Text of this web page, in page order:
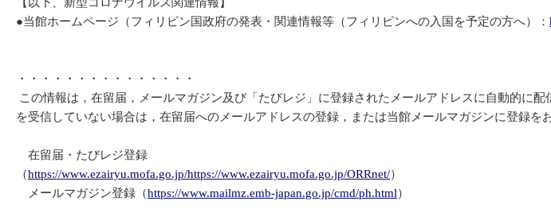
●当館ホームページ（フィリピン国政府の発表・関連情報等（フィリピンへの入国を予定の方へ）：
・・・・・・・・・・・・・・・
この情報は，在留届，メールマガジン及び「たびレジ」に登録されたメールアドレスに自動的に
を受信していない場合は，在留届へのメールアドレスの登録，または当館メールマガジンに登録を
在留届・たびレジ登録
（https://www.ezairyu.mofa.go.jp/https://www.ezairyu.mofa.go.jp/ORRnet/）
メールマガジン登録（https://www.mailmz.emb-japan.go.jp/cmd/ph.html）